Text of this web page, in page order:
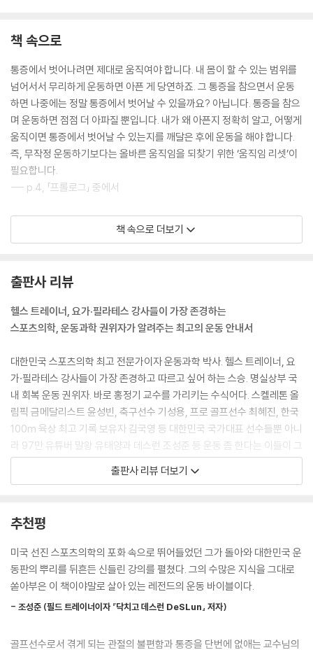
허리 사방으로 움직이기 | 허리 돌리기 | 안짱다리로 서서 허리 돌리기 | 런
등
등 통증은 왜 생길까?
호흡기, 소화기와 관련된 등 통증
- 등 건강 자가 진단법
의자에 앉아 흉추 돌리기 | 흉추 돌려서 옆구리 늘이기
- 굽은 등 펴는 운동
의자에 팔꿈치 대고 등 끌어내리기 | 아기자세 후 상체 세우기
네발 자세로 엎드려 바닥에 어깨 대기 | 손 머리에 대고 흉추 돌리기
고관절
고관절에 통증이 나타나는 이유
고관절은 혼자 움직이지 않는다
누워서 다리 수직으로 들기 | 누워서 다리 4자 만들기 | 무릎 구부려 V자
만들기
- 고관절 경직 푸는 운동
두 다리 좌우로 넘기기 | 한쪽 무릎 세우고 앉아 앞으로 밀기 | 한쪽 무릎 앞
으로 밀면서 상체 돌리기
- 고관절 근육 강화 운동
다리 뻗고 앉아 한 발 들어 올리기 | 옆으로 누워 다리 들어 올리기
부상 없이 생활 속에서 발생하는 슬개대퇴통증증후군
- 무릎 건강 자가 진단법
한 발 스쿼트
- 무릎 안정감 높이는 운동
앉았다 일어서기 | 한 발 내밀고 양옆으로 무릎 흔들기 | 발목 안팎으로 바
으로 발차기
책 속으로
통증에서 벗어나려면 제대로 움직여야 합니다. 내 몸이 할 수 있는 범위를
넘어서서 무리하게 운동하면 아픈 게 당연하죠. 그 통증을 참으면서 운동
하면 나중에는 정말 통증에서 벗어날 수 있을까요? 아닙니다. 통증을 참으
며 운동하면 점점 더 아파질 뿐입니다. 내가 왜 아픈지 정확히 알고, 어떻게
움직이면 통증에서 벗어날 수 있는지를 깨달은 후에 운동을 해야 합니다.
즉, 무작정 운동하기보다는 올바른 움직임을 되찾기 위한 ‘움직임 리셋’이
필요합니다.
--- p.4, 「프롤로그」 중에서
대개 통증은 나이 든 사람들만의 이야기라고 생각하는데, 결코 그렇지 않
다. 기껏 건강을 위해 운동을 했는데 오히려 그 운동 때문에 통증을 겪는 2
운동을 잘 안 하는 본인을 탓할 뿐 잘못된 움직임 때문이라고 생각하는 사
람은 별로 없을 것이다. 하지만 일상의 움직임은 물론 운동도 ‘제대로 잘’
움직여야 물 흐르듯 매끄러운 동작을 만들 수 있다. 통증을 느끼거나 불편
--- p.14-15, 「PART 1 ‘움직이는 법을 잊어버린 사람들’」 중에서
통증이 생기면 운동을 통해 근육을 더욱 강화해야 한다는 것이 지금까지의
상식이었다. 아픔을 견디며 운동을 해야 근력을 얻고 통증에서 벗어날 수
있다는 이유에서다. 하지만 이 상식은 잘못되었다. 고통스러운 훈련으로
근육을 강화하는 동안 오히려 근막의 긴장도가 높아져 통증이 만성화될 수
있다. 스트레칭도 마찬가지다. 장시간 하다 보면 다른 근육이 경직되어 또
다른 통증으로 이어질 수 있다. 통증은 피해야 한다. 어딘가 불편하면 통증
진다.
운동을 하지 않는 상태에서 일정한 패턴의 움직임을 반복하면 문제가 생길
수밖에 없다. 따라서 시간을 내어 조금이라도 몸을 움직이는 것이 무엇보
다 중요하다. 긴 시간도, 강한 운동도 필요 없다. 관절이 본래 갖고 태어난
--- p.37, 「PART 1 ‘잘못된 움직임과 자세가 통증을 부른다’」 중에서
책 속으로 더보기
출판사 리뷰
헬스 트레이너, 요가·필라테스 강사들이 가장 존경하는
스포츠의학, 운동과학 권위자가 알려주는 최고의 운동 안내서
대한민국 스포츠의학 최고 전문가이자 운동과학 박사. 헬스 트레이너, 요
가·필라테스 강사들이 가장 존경하고 따르고 싶어 하는 스승. 명실상부 국
내 회복 운동 권위자. 바로 홍정기 교수를 가리키는 수식어다. 스켈레톤 올
림픽 금메달리스트 윤성빈, 축구선수 기성용, 프로 골프선수 최혜진, 한국
100m 육상 최고 기록 보유자 김국영 등 대한민국 국가대표 선수들뿐 아니
라 97만 유튜버 말왕 유태양과 데스런 조성준 등 운동 좀 한다는 이들이 그
를 찾는다. 수많은 전문가 중 홍정기 교수만을 찾는 이유는 뭘까? 국내에서
단연 첫손에 꼽는 스포츠의학계의 레전드이기 때문이다.
고 ‘올해의 교수상’까지 거머쥔 그는 대한민국 운동판의 뿌리를 뒤흔들 정
도로 스포츠의학 분야에서 독보적인 입지를 굳혀왔다. 그보다 운동을 과학
적으로 명확하게 풀어낼 수 있는 사람이 있을까? 아니 없다고 해도 과언이
아니다. 그런 그가 통증으로 괴로워하는 이들을 위해 30년 회복 운동 경험
다. 이 책에는 해부학적 근거를 토대로 분석한 신체 부위별 통증의 원인과
있는 기적의 운동법이 담겨 있다. 내로라하는 국가대표 선수들이 받던 대
출판사 리뷰 더보기
추천평
미국 선진 스포츠의학의 포화 속으로 뛰어들었던 그가 돌아와 대한민국 운
동판의 뿌리를 뒤흔든 신들린 강의를 펼쳤다. 그의 수많은 지식을 그대로
쏟아부은 이 책이야말로 살아 있는 레전드의 운동 바이블이다.
- 조성준 (필드 트레이너이자 『닥치고 데스런 DeSLun』 저자)
골프선수로서 겪게 되는 관절의 불편함과 통증을 단번에 없애는 교수님의